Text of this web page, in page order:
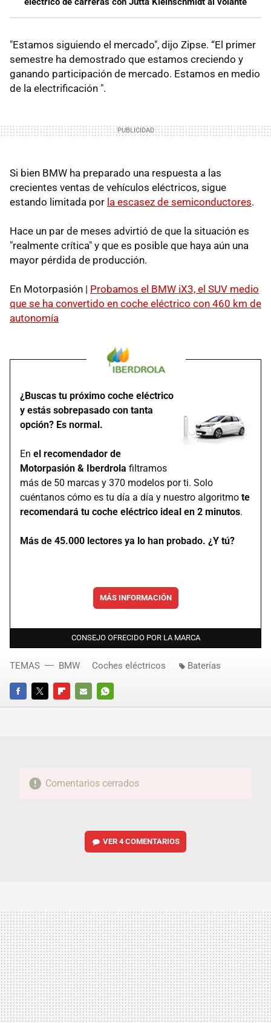
"Estamos siguiendo el mercado", dijo Zipse. “El primer
semestre ha demostrado que estamos creciendo y
ganando participación de mercado. Estamos en medio
de la electrificación ".
Si bien BMW ha preparado una respuesta a las
crecientes ventas de vehículos eléctricos, sigue
estando limitada por la escasez de semiconductores.
Hace un par de meses advirtió de que la situación es
"realmente crítica" y que es posible que haya aún una
mayor pérdida de producción.
En Motorpasión | Probamos el BMW iX3, el SUV medio
que se ha convertido en coche eléctrico con 460 km de
autonomía
¿Buscas tu próximo coche eléctrico
y estás sobrepasado con tanta
opción? Es normal.
En el recomendador de
Motorpasión & Iberdrola filtramos
más de 50 marcas y 370 modelos por ti. Solo
cuéntanos cómo es tu día a día y nuestro algoritmo te
recomendará tu coche eléctrico ideal en 2 minutos.
Más de 45.000 lectores ya lo han probado. ¿Y tú?
MÁS INFORMACIÓN
CONSEJO OFRECIDO POR LA MARCA
FACEBOOKTWITTERFLIPBOARD
E-
WHATSAPP
TEMAS BMW Coches eléctricos Baterías
Comentarios cerrados
VER4 COMENTARIOS